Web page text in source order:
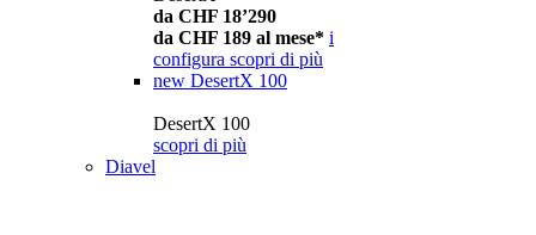
da CHF 18’290
da CHF 189 al mese* i
configura scopri di più
new DesertX 100
DesertX 100
scopri di più
Diavel